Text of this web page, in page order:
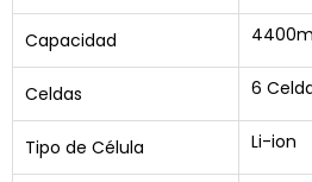
Capacidad
Celdas 6
Tipo de Célula Li-ion